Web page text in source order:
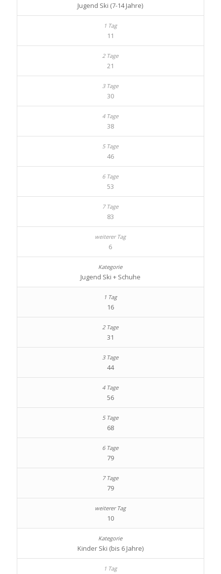
Jugend Ski (7-14 Jahre)
11
21
30
38
46
53
83
6
Jugend Ski + Schuhe
16
31
44
56
68
79
79
10
Kinder Ski (bis 6 Jahre)